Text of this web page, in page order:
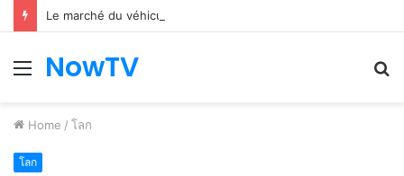
Le marché du véhicule d’occasion en plein essor
Menu
NowTV
Home / โลก
โลก